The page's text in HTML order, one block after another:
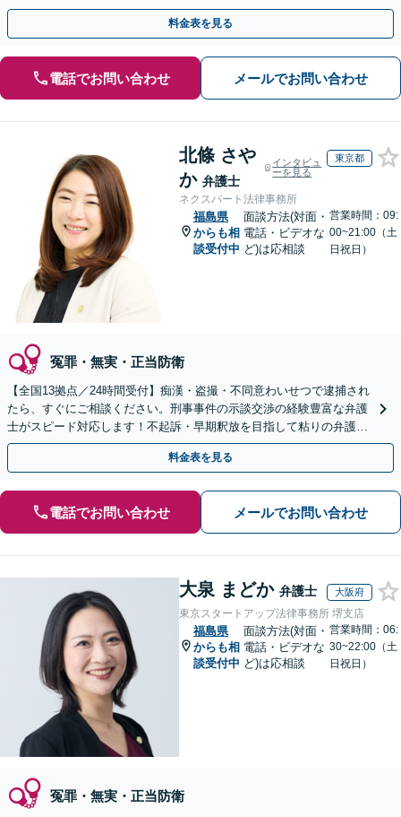
料金表を見る
電話でお問い合わせ メールでお問い合わせ
北條 さや
か 弁護士
インタビュ
ーを見る
東京都
ネクスパート法律事務所
福島県
からも相
談受付中
面談方法(対面・
電話・ビデオな
ど)は応相談
営業時間：09:
00~21:00（土
日祝日）
冤罪・無実・正当防衛
【全国13拠点／24時間受付】痴漢・盗撮・不同意わいせつで逮捕され
たら、すぐにご相談ください。刑事事件の示談交渉の経験豊富な弁護
士がスピード対応します！不起訴・早期釈放を目指して粘りの弁護活
動を行います。
料金表を見る
電話でお問い合わせ メールでお問い合わせ
大泉 まどか 弁護士 大阪府
東京スタートアップ法律事務所 堺支店
福島県
からも相
談受付中
面談方法(対面・
電話・ビデオな
ど)は応相談
営業時間：06:
30~22:00（土
日祝日）
冤罪・無実・正当防衛